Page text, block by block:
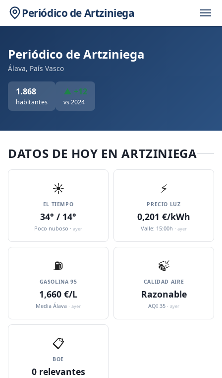
Periódico de Artziniega
Periódico de Artziniega
Álava, País Vasco
1.868
habitantes
▲ +12
vs 2024
DATOS DE HOY EN ARTZINIEGA
☀️
EL TIEMPO
34° / 14°
Poco nuboso · ayer
⚡
PRECIO LUZ
0,201 €/kWh
Valle: 15:00h · ayer
⛽️
GASOLINA 95
1,660 €/L
Media Álava · ayer
🍃
CALIDAD AIRE
Razonable
AQI 35 · ayer
📋
BOE
0 relevantes